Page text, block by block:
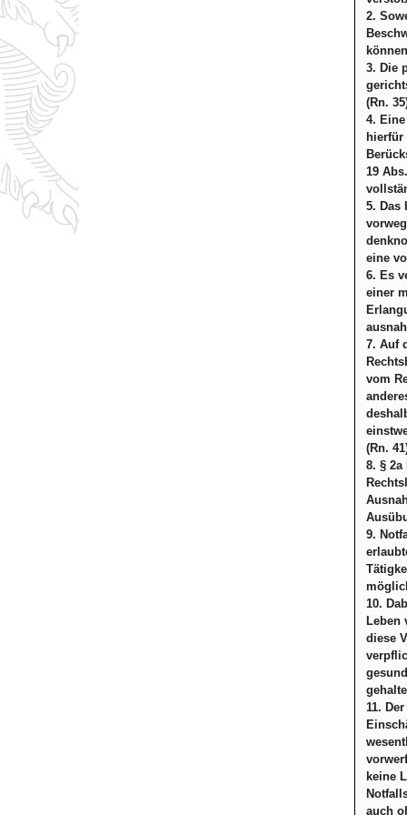
2.
3. Die
(Rn.
4.
hierfür
19
5. Das
eine
6. Es
einer
7. Auf
vom
(Rn.
8. §
9.
10.
Leben
diese
11.
keine
auch